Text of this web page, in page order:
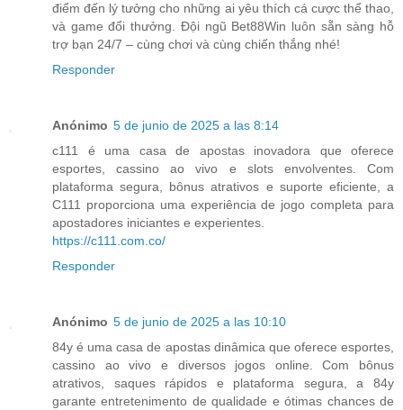
điểm đến lý tưởng cho những ai yêu thích cá cược thể thao,
và game đổi thưởng. Đội ngũ Bet88Win luôn sẵn sàng hỗ
trợ bạn 24/7 – cùng chơi và cùng chiến thắng nhé!
Responder
Anónimo 5 de junio de 2025 a las 8:14
c111 é uma casa de apostas inovadora que oferece
esportes, cassino ao vivo e slots envolventes. Com
plataforma segura, bônus atrativos e suporte eficiente, a
C111 proporciona uma experiência de jogo completa para
apostadores iniciantes e experientes.
https://c111.com.co/
Responder
Anónimo 5 de junio de 2025 a las 10:10
84y é uma casa de apostas dinâmica que oferece esportes,
cassino ao vivo e diversos jogos online. Com bônus
atrativos, saques rápidos e plataforma segura, a 84y
garante entretenimento de qualidade e ótimas chances de